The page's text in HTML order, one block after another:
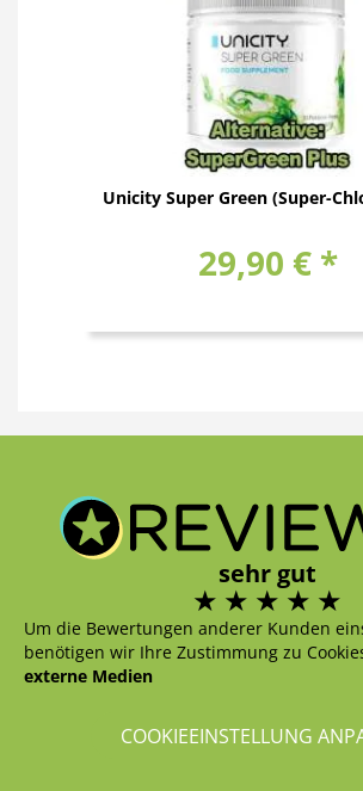
Unicity Super Green (Super-
29,90 € *
sehr gut
Um die Bewertungen anderer Kunden
benötigen wir Ihre Zustimmung zu
externe Medien
COOKIEEINSTELLUNG